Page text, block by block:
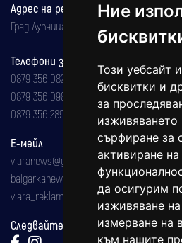
Ние
Този уебсайт
бисквитки и
за
изживяването
сърфиране за
активиране на
да осигурим
изживяване
измерване на
към нашите
Адрес на редакцията
Град Дупница, ул.''Христо Ботев" 43
Телефони за реклама и абонаменти
0879 356 082
0879 356 098
0879 356 289
Е-мейл
viaranews@gmail.com
balgarkanews@gmail.com
viara_reklama@mail.bg
Следвайте ни: